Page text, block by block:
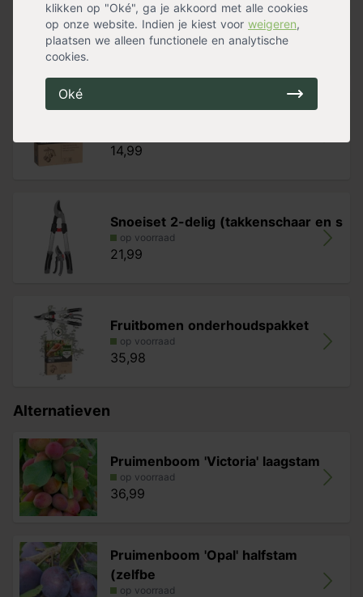
klikken op "Oké", ga je akkoord met alle cookies
op onze website. Indien je kiest voor weigeren,
plaatsen we alleen functionele en analytische
cookies.
Oké
Pokon Tuinplanten Grond
op voorraad
14,39
14,99
Snoeiset 2-delig (takkenschaar en s
op voorraad
21,99
Fruitbomen onderhoudspakket
op voorraad
35,98
Alternatieven
Pruimenboom 'Victoria' laagstam
op voorraad
36,99
Pruimenboom 'Opal' halfstam
(zelfbe
op voorraad